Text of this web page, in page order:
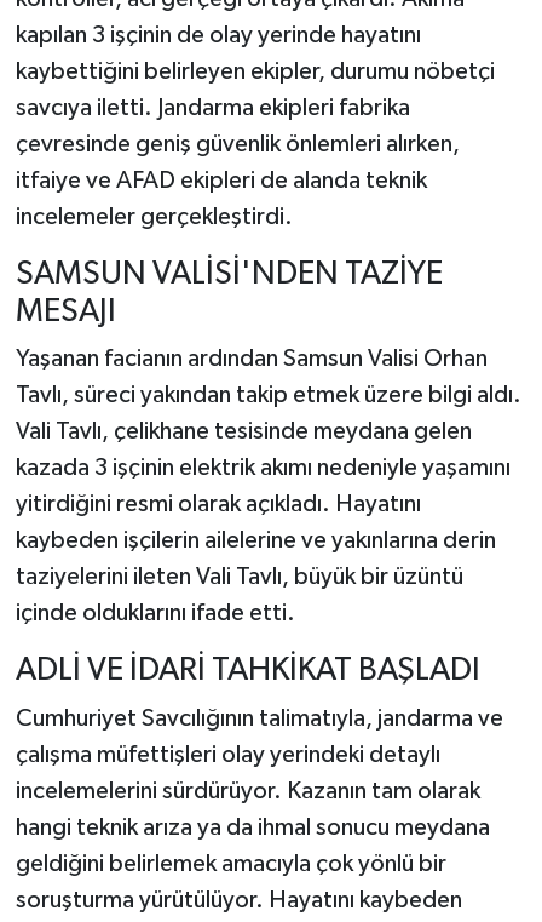
kapılan 3 işçinin de olay yerinde hayatını
kaybettiğini belirleyen ekipler, durumu nöbetçi
savcıya iletti. Jandarma ekipleri fabrika
çevresinde geniş güvenlik önlemleri alırken,
itfaiye ve AFAD ekipleri de alanda teknik
incelemeler gerçekleştirdi.
SAMSUN VALİSİ'NDEN TAZİYE
MESAJI
Yaşanan facianın ardından Samsun Valisi Orhan
Tavlı, süreci yakından takip etmek üzere bilgi aldı.
Vali Tavlı, çelikhane tesisinde meydana gelen
kazada 3 işçinin elektrik akımı nedeniyle yaşamını
yitirdiğini resmi olarak açıkladı. Hayatını
kaybeden işçilerin ailelerine ve yakınlarına derin
taziyelerini ileten Vali Tavlı, büyük bir üzüntü
içinde olduklarını ifade etti.
ADLİ VE İDARİ TAHKİKAT BAŞLADI
Cumhuriyet Savcılığının talimatıyla, jandarma ve
çalışma müfettişleri olay yerindeki detaylı
incelemelerini sürdürüyor. Kazanın tam olarak
hangi teknik arıza ya da ihmal sonucu meydana
geldiğini belirlemek amacıyla çok yönlü bir
soruşturma yürütülüyor. Hayatını kaybeden